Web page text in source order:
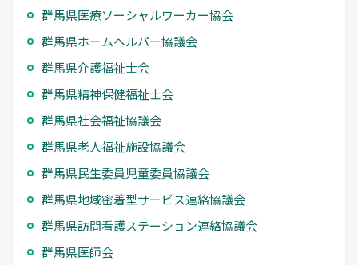
群馬県医療ソーシャルワーカー協会
群馬県ホームヘルパー協議会
群馬県介護福祉士会
群馬県精神保健福祉士会
群馬県社会福祉協議会
群馬県老人福祉施設協議会
群馬県民生委員児童委員協議会
群馬県地域密着型サービス連絡協議会
群馬県訪問看護ステーション連絡協議会
群馬県医師会